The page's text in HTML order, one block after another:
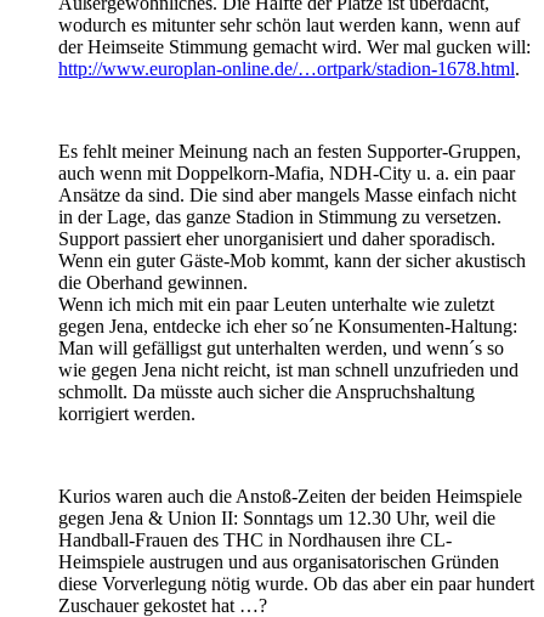
wodurch es mitunter sehr schön laut werden kann, wenn auf
der Heimseite Stimmung gemacht wird. Wer mal gucken will:
http://www.europlan-online.de/…ortpark/stadion-1678.html.
Es fehlt meiner Meinung nach an festen Supporter-Gruppen,
auch wenn mit Doppelkorn-Mafia, NDH-City u. a. ein paar
Ansätze da sind. Die sind aber mangels Masse einfach nicht
in der Lage, das ganze Stadion in Stimmung zu versetzen.
Support passiert eher unorganisiert und daher sporadisch.
Wenn ein guter Gäste-Mob kommt, kann der sicher akustisch
die Oberhand gewinnen.
Wenn ich mich mit ein paar Leuten unterhalte wie zuletzt
gegen Jena, entdecke ich eher so´ne Konsumenten-Haltung:
Man will gefälligst gut unterhalten werden, und wenn´s so
wie gegen Jena nicht reicht, ist man schnell unzufrieden und
schmollt. Da müsste auch sicher die Anspruchshaltung
korrigiert werden.
Kurios waren auch die Anstoß-Zeiten der beiden Heimspiele
gegen Jena & Union II: Sonntags um 12.30 Uhr, weil die
Handball-Frauen des THC in Nordhausen ihre CL-
Heimspiele austrugen und aus organisatorischen Gründen
diese Vorverlegung nötig wurde. Ob das aber ein paar hundert
Zuschauer gekostet hat …?